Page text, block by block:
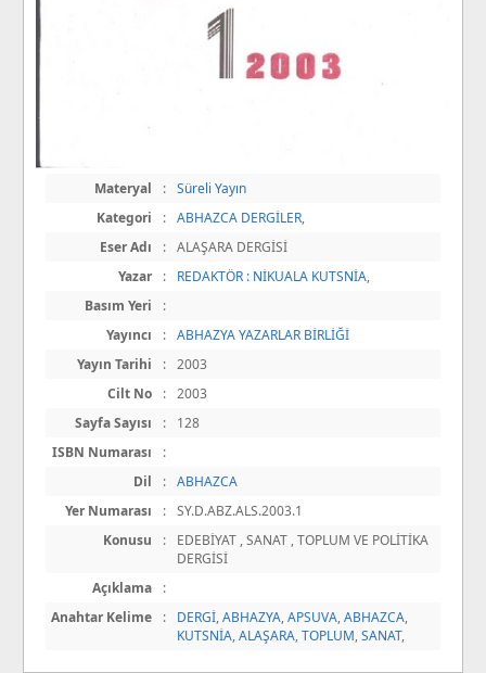
Materyal : Süreli Yayın
Kategori
: ABHAZCA DERGİLER,
Eser Adı
: ALAŞARA DERGİSİ
Yazar
: REDAKTÖR : NİKUALA KUTSNİA,
Basım Yeri
:
Yayıncı
: ABHAZYA YAZARLAR BİRLİĞİ
Yayın Tarihi
: 2003
Cilt No
: 2003
Sayfa Sayısı
:
128
ISBN Numarası
:
Dil
: ABHAZCA
Yer Numarası
: SY.D.ABZ.ALS.2003.1
Konusu
:
EDEBİYAT , SANAT , TOPLUM VE POLİTİKA
DERGİSİ
Açıklama
:
Anahtar Kelime
: DERGİ,ABHAZYA,APSUVA,ABHAZCA,
KUTSNİA,ALAŞARA,TOPLUM,SANAT,